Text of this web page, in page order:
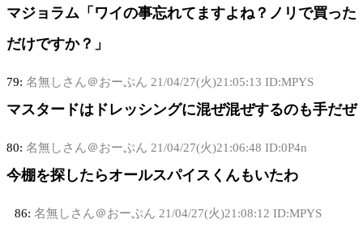
マジョラム「ワイの事忘れてますよね？ノリで買った
だけですか？」
79: 名無しさん＠おーぷん 21/04/27(火)21:05:13 ID:MPYS
マスタードはドレッシングに混ぜ混ぜするのも手だぜ
80: 名無しさん＠おーぷん 21/04/27(火)21:06:48 ID:0P4n
今棚を探したらオールスパイスくんもいたわ
86: 名無しさん＠おーぷん 21/04/27(火)21:08:12 ID:MPYS